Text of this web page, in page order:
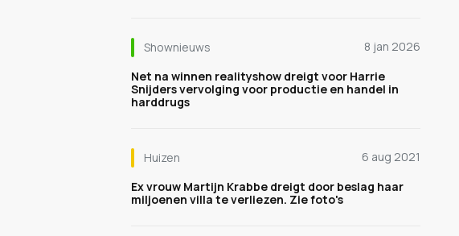
Shownieuws
8 jan 2026
Net na winnen realityshow dreigt voor Harrie
Snijders vervolging voor productie en handel in
harddrugs
Huizen
6 aug 2021
Ex vrouw Martijn Krabbe dreigt door beslag haar
miljoenen villa te verliezen. Zie foto's